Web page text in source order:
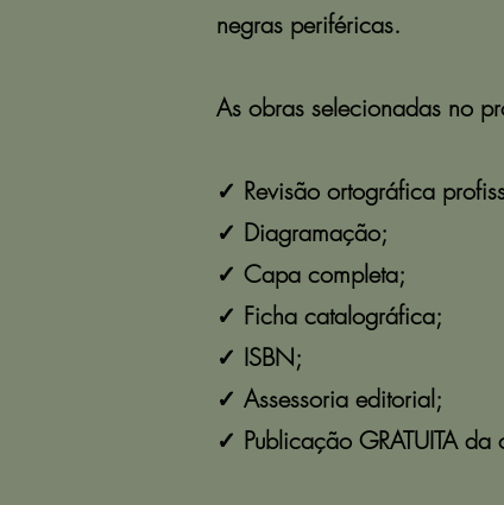
negras periféricas.
As obras selecionadas no
✓ Revisão ortográfica
✓ Diagramação;
✓ Capa completa;
✓ Ficha catalográfica;
✓ ISBN;
✓ Assessoria editorial;
✓ Publicação GRATUITA da